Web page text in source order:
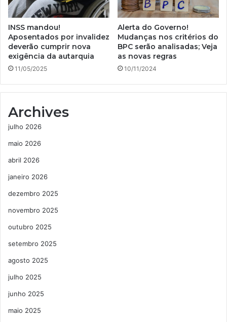
INSS mandou!
Aposentados por invalidez
deverão cumprir nova
exigência da autarquia
11/05/2025
Alerta do Governo!
Mudanças nos critérios do
BPC serão analisadas; Veja
as novas regras
10/11/2024
Archives
julho 2026
maio 2026
abril 2026
janeiro 2026
dezembro 2025
novembro 2025
outubro 2025
setembro 2025
agosto 2025
julho 2025
junho 2025
maio 2025